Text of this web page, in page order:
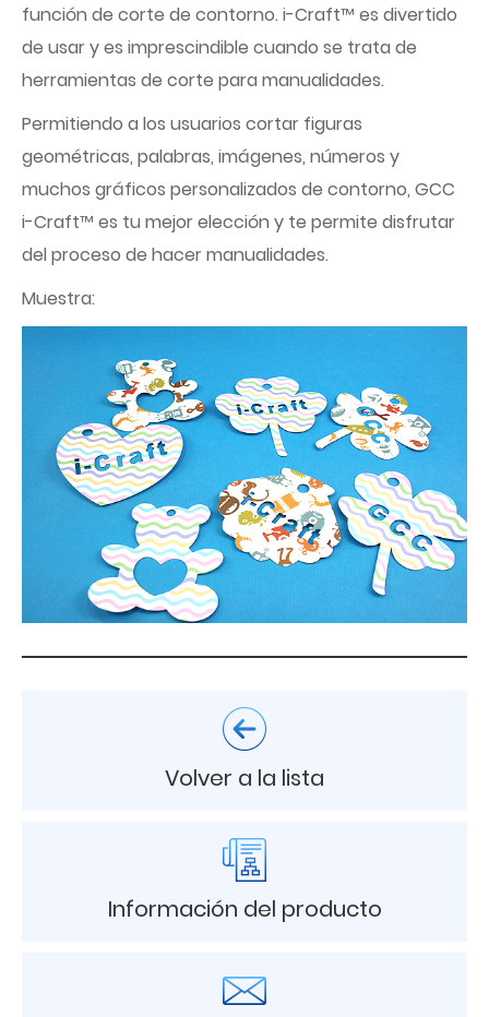
función de corte de contorno. i-Craft™ es divertido
de usar y es imprescindible cuando se trata de
herramientas de corte para manualidades.
Permitiendo a los usuarios cortar figuras
geométricas, palabras, imágenes, números y
muchos gráficos personalizados de contorno, GCC
i-Craft™ es tu mejor elección y te permite disfrutar
del proceso de hacer manualidades.
Muestra:
Volver a la lista
Información del producto